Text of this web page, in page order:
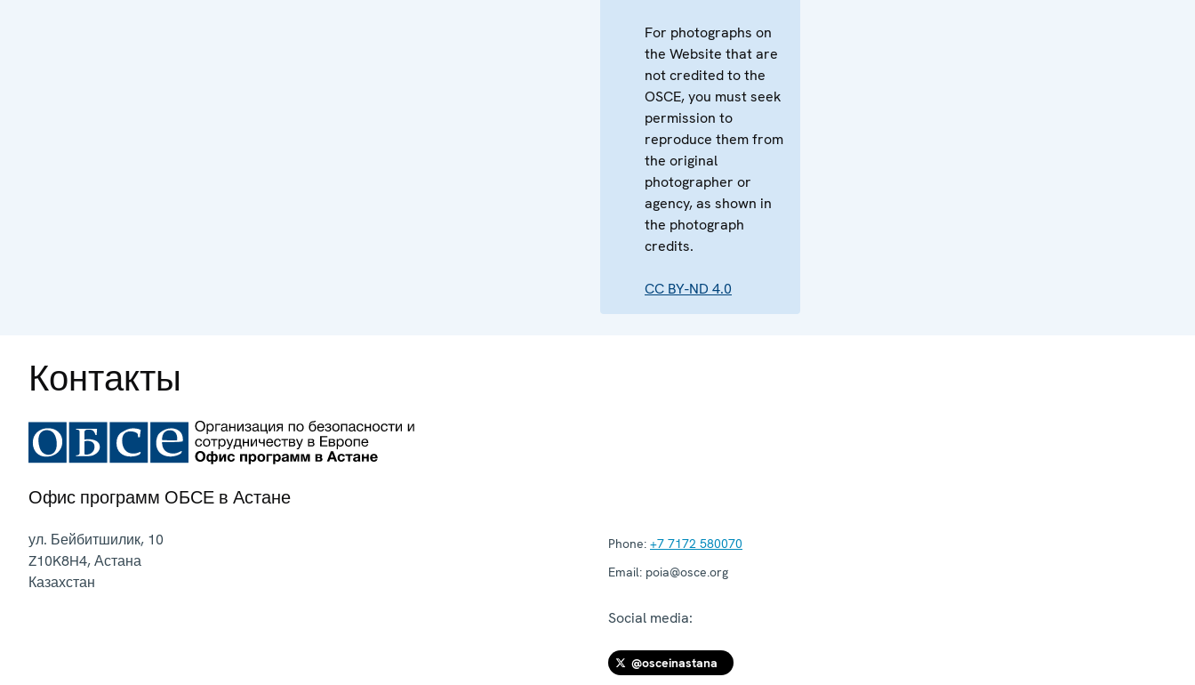
For photographs on
the Website that are
not credited to the
OSCE, you must seek
permission to
reproduce them from
the original
photographer or
agency, as shown in
the photograph
credits.
CC BY-ND 4.0
Контакты
Офис программ ОБСЕ в Астане
ул. Бейбитшилик, 10
Z10K8H4,Астана
Казахстан
Phone: +7 7172 580070
Email: poia@osce.org
Social media:
@osceinastana